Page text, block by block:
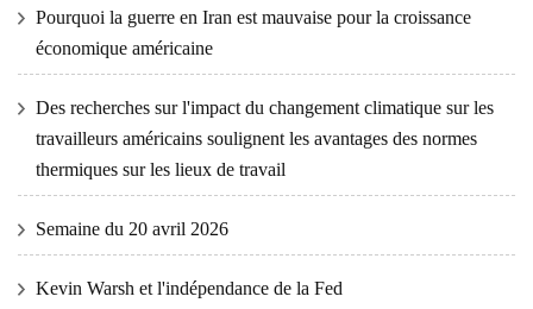
Pourquoi la guerre en Iran est mauvaise pour la croissance
économique américaine
Des recherches sur l'impact du changement climatique sur les
travailleurs américains soulignent les avantages des normes
thermiques sur les lieux de travail
Semaine du 20 avril 2026
Kevin Warsh et l'indépendance de la Fed